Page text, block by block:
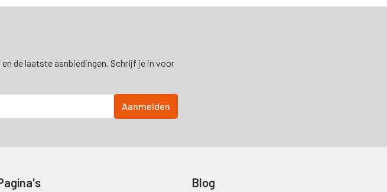
de laatste aanbiedingen. Schrijf je in voor
Blog